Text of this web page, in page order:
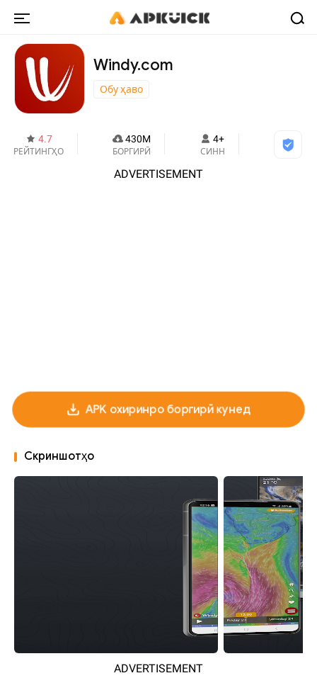
Windy.com
Обу ҳаво
4.7
РЕЙТИНГҲО
430M
БОРГИРӢ
4+
СИНН
ADVERTISEMENT
APK охиринро боргирӣ кунед
Скриншотҳо
ADVERTISEMENT